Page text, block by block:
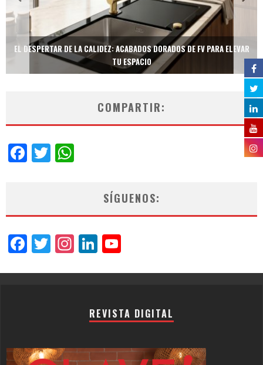
EL DESPERTAR DE LA CALIDEZ: ACABADOS DORADOS DE FV PARA ELEVAR
TU ESPACIO
COMPARTIR:
Facebook
Twitter
SÍGUENOS:
Facebook
Twitter
Instagram
LinkedIn
REVISTA DIGITAL